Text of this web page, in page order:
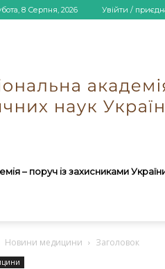
8 Серпня, 2026 Увійти /
– поруч із захисниками
Новини медицини Заголовок